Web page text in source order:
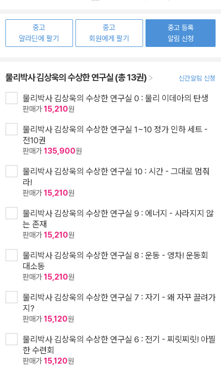
중고
알라딘에 팔기
중고
회원에게 팔기
중고 등록
알림 신청
물리박사 김상욱의 수상한 연구실 (총 13권) 신간알림 신청
물리박사 김상욱의 수상한 연구실 0 : 물리 이데아의 탄생
판매가15,210원
물리박사 김상욱의 수상한 연구실 1~10 정가 인하 세트 -
전10권
판매가135,900원
물리박사 김상욱의 수상한 연구실 10 : 시간 - 그대로 멈춰
라!
판매가15,210원
물리박사 김상욱의 수상한 연구실 9 : 에너지 - 사라지지 않
는 존재
판매가15,210원
물리박사 김상욱의 수상한 연구실 8 : 운동 - 영차! 운동회
대소동
판매가15,210원
물리박사 김상욱의 수상한 연구실 7 : 자기 - 왜 자꾸 끌려가
지?
판매가15,120원
물리박사 김상욱의 수상한 연구실 6 : 전기 - 찌릿찌릿! 아찔
한 수련회
판매가15,120원